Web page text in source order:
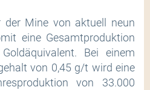
der Mine von aktuell neun
eine Gesamtproduktion
Bei einem
von 0,45 g/t wird eine
von 33.000